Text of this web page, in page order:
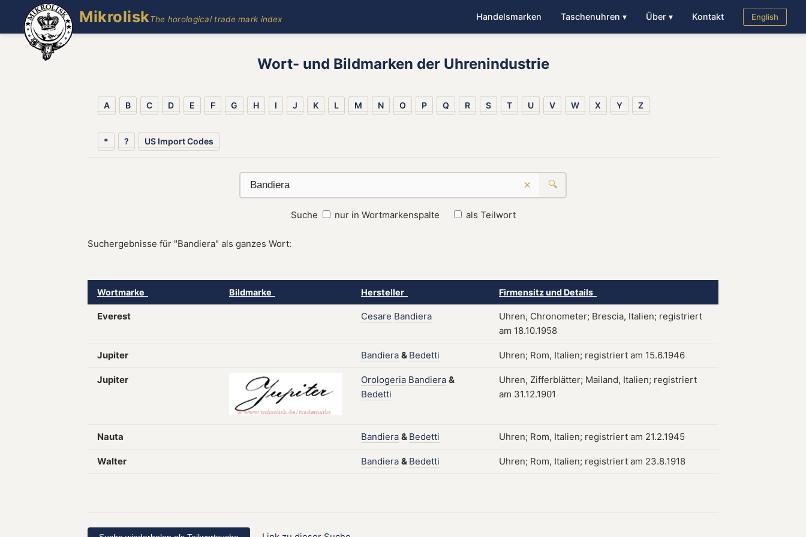
MikroliskThe horological trade mark index Handelsmarken Taschenuhren ▾ Über ▾ Kontakt English
Wort- und Bildmarken der Uhrenindustrie
A B C D E F G H I J K L M N O P Q R S T U V W X Y Z
* ? US Import Codes
× 🔍
Suche nur in Wortmarkenspalte als Teilwort
Suchergebnisse für "Bandiera" als ganzes Wort:
Wortmarke Bildmarke Hersteller Firmensitz und Details
Everest Cesare Bandiera
Uhren, Chronometer; Brescia, Italien; registriert
am 18.10.1958
Jupiter Bandiera & Bedetti Uhren; Rom, Italien; registriert am 15.6.1946
Jupiter Orologeria Bandiera &
Bedetti
Uhren, Zifferblätter; Mailand, Italien; registriert
am 31.12.1901
Nauta Bandiera & Bedetti Uhren; Rom, Italien; registriert am 21.2.1945
Walter Bandiera & Bedetti Uhren; Rom, Italien; registriert am 23.8.1918